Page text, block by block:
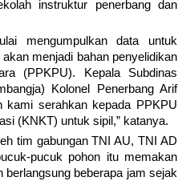
instruktur penerbang dan
mengumpulkan data untuk
menjadi bahan penyelidikan
(PPKPU). Kepala Subdinas
Kolonel Penerbang Arif
kami serahkan kepada PPKPU
(KNKT) untuk sipil,” katanya.
tim gabungan TNI AU, TNI AD
pucuk pohon itu memakan
beberapa jam sejak